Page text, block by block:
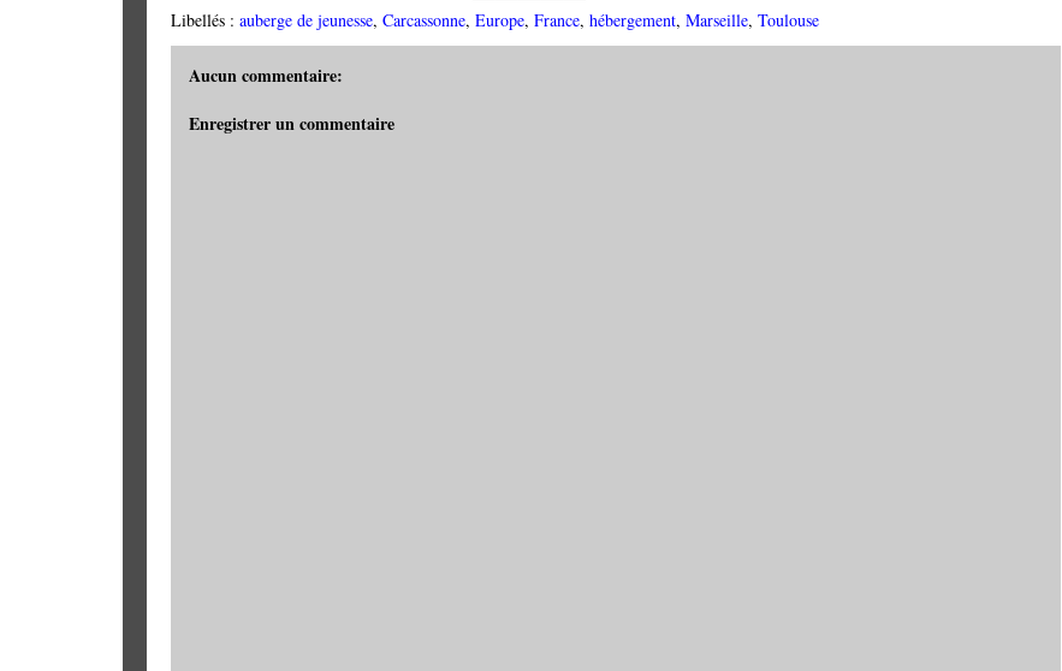
Libellés : auberge de jeunesse, Carcassonne, Europe, France, hébergement, Marseille, Toulouse
Aucun commentaire:
Enregistrer un commentaire